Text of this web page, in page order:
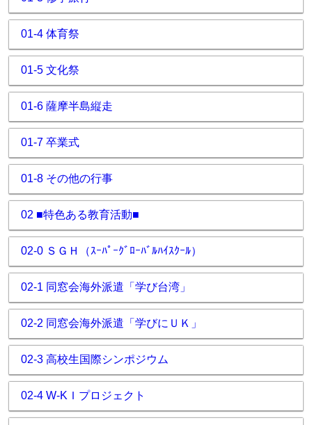
01-4 体育祭
01-5 文化祭
01-6 薩摩半島縦走
01-7 卒業式
01-8 その他の行事
02 ■特色ある教育活動■
02-0 ＳＧＨ（ｽｰﾊﾟｰｸﾞﾛｰﾊﾞﾙﾊｲｽｸｰﾙ）
02-1 同窓会海外派遣「学び台湾」
02-2 同窓会海外派遣「学びにＵＫ」
02-3 高校生国際シンポジウム
02-4 W-KＩプロジェクト